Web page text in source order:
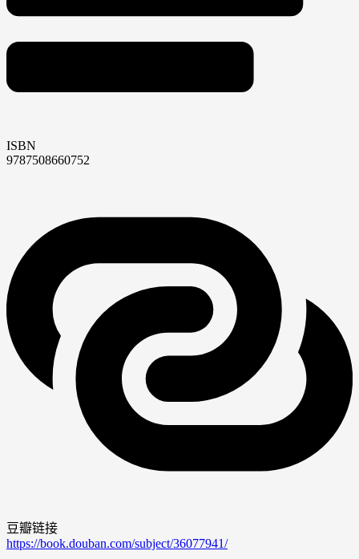
ISBN
9787508660752
豆瓣链接
https://book.douban.com/subject/36077941/